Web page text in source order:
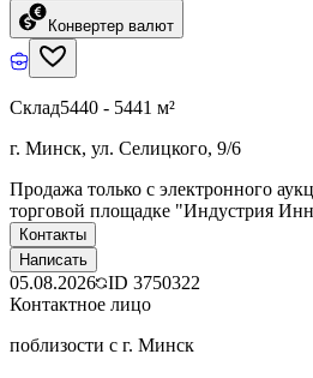
Конвертер валют
Склад5440 - 5441 м²
г. Минск, ул. Селицкого, 9/6
Продажа только с электронного
торговой площадке "Индустрия
Контакты
Написать
05.08.2026 ID 3750322
Контактное лицо
поблизости с г. Минск